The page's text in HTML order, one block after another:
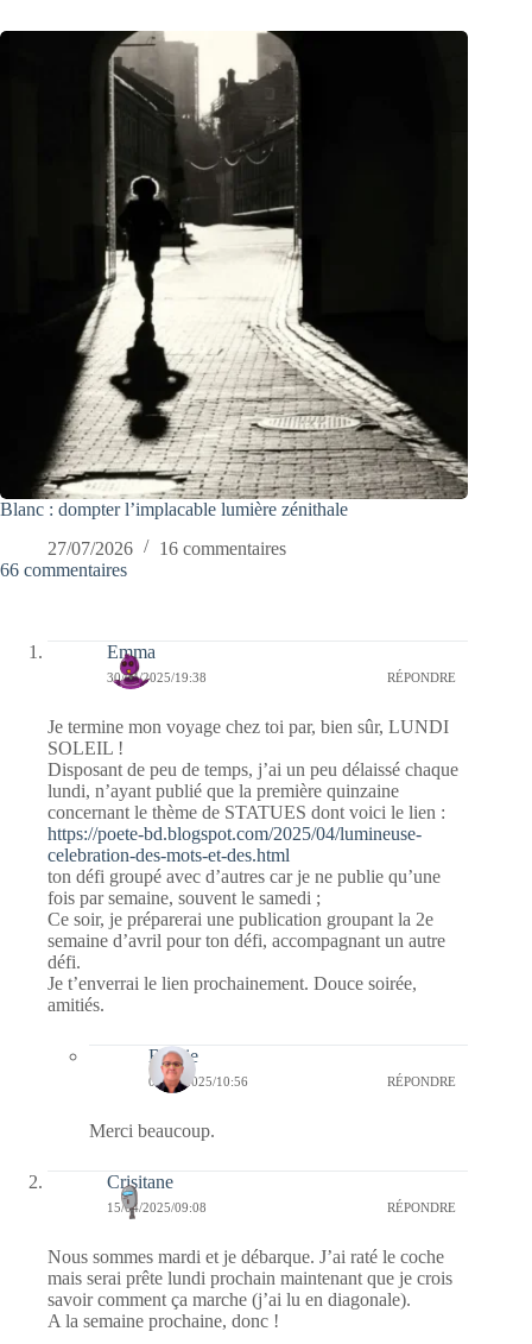
Blanc : dompter l’implacable lumière zénithale
27/07/2026
16 commentaires
66 commentaires
Emma
30/04/2025/19:38 RÉPONDRE
Je termine mon voyage chez toi par, bien sûr, LUNDI
SOLEIL !
Disposant de peu de temps, j’ai un peu délaissé chaque
lundi, n’ayant publié que la première quinzaine
concernant le thème de STATUES dont voici le lien :
https://poete-bd.blogspot.com/2025/04/lumineuse-
celebration-des-mots-et-des.html
ton défi groupé avec d’autres car je ne publie qu’une
fois par semaine, souvent le samedi ;
Ce soir, je préparerai une publication groupant la 2e
semaine d’avril pour ton défi, accompagnant un autre
défi.
Je t’enverrai le lien prochainement. Douce soirée,
amitiés.
Bernie
02/05/2025/10:56 RÉPONDRE
Merci beaucoup.
Crisitane
15/04/2025/09:08 RÉPONDRE
Nous sommes mardi et je débarque. J’ai raté le coche
mais serai prête lundi prochain maintenant que je crois
savoir comment ça marche (j’ai lu en diagonale).
A la semaine prochaine, donc !